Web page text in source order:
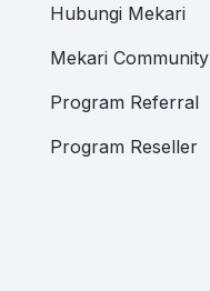
Hubungi Mekari
Mekari Community
Program Referral
Program Reseller